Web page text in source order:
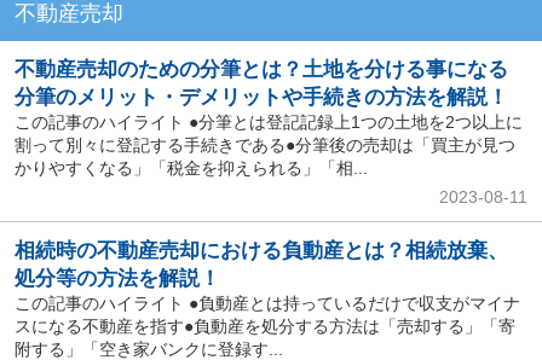
不動産売却
不動産売却のための分筆とは？土地を分ける事になる
分筆のメリット・デメリットや手続きの方法を解説！
この記事のハイライト ●分筆とは登記記録上1つの土地を2つ以上に
割って別々に登記する手続きである●分筆後の売却は「買主が見つ
かりやすくなる」「税金を抑えられる」「相...
2023-08-11
相続時の不動産売却における負動産とは？相続放棄、
処分等の方法を解説！
この記事のハイライト ●負動産とは持っているだけで収支がマイナ
スになる不動産を指す●負動産を処分する方法は「売却する」「寄
附する」「空き家バンクに登録す...